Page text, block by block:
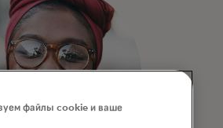
файлы cookie и ваше